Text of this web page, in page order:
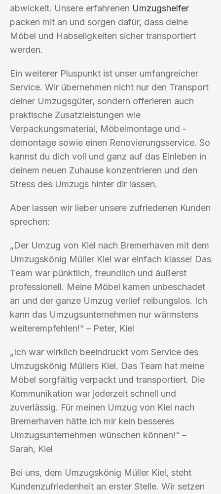
abwickelt. Unsere erfahrenen Umzugshelfer
packen mit an und sorgen dafür, dass deine
Möbel und Habseligkeiten sicher transportiert
werden.
Ein weiterer Pluspunkt ist unser umfangreicher
Service. Wir übernehmen nicht nur den Transport
deiner Umzugsgüter, sondern offerieren auch
praktische Zusatzleistungen wie
Verpackungsmaterial, Möbelmontage und -
demontage sowie einen Renovierungsservice. So
kannst du dich voll und ganz auf das Einleben in
deinem neuen Zuhause konzentrieren und den
Stress des Umzugs hinter dir lassen.
Aber lassen wir lieber unsere zufriedenen Kunden
sprechen:
„Der Umzug von Kiel nach Bremerhaven mit dem
Umzugskönig Müller Kiel war einfach klasse! Das
Team war pünktlich, freundlich und äußerst
professionell. Meine Möbel kamen unbeschadet
an und der ganze Umzug verlief reibungslos. Ich
kann das Umzugsunternehmen nur wärmstens
weiterempfehlen!“ – Peter, Kiel
„Ich war wirklich beeindruckt vom Service des
Umzugskönig Müllers Kiel. Das Team hat meine
Möbel sorgfältig verpackt und transportiert. Die
Kommunikation war jederzeit schnell und
zuverlässig. Für meinen Umzug von Kiel nach
Bremerhaven hätte ich mir kein besseres
Umzugsunternehmen wünschen können!“ –
Sarah, Kiel
Bei uns, dem Umzugskönig Müller Kiel, steht
Kundenzufriedenheit an erster Stelle. Wir setzen